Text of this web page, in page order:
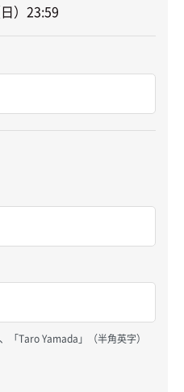
）23:59
「Taro Yamada」（半角英字）